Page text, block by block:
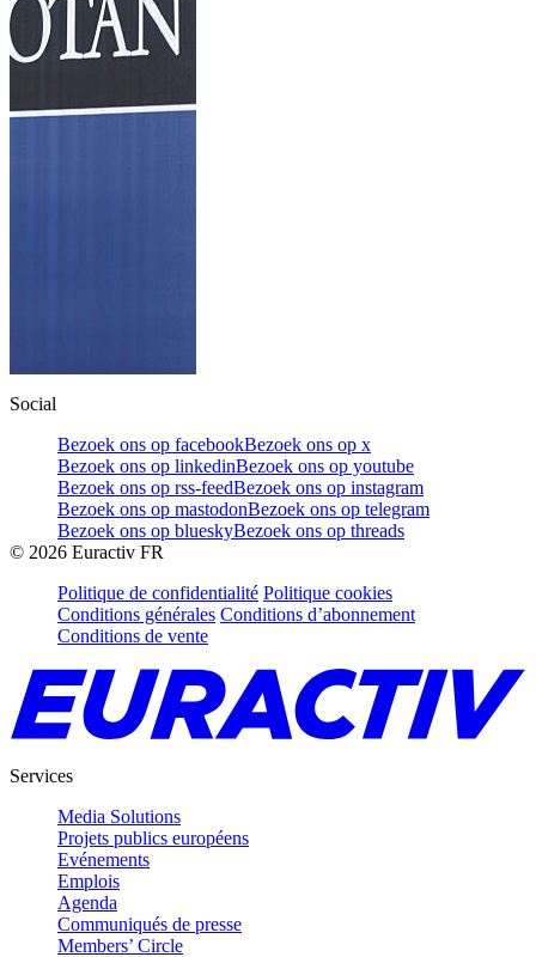
Social
Bezoek ons op facebookBezoek ons op x
Bezoek ons op linkedinBezoek ons op youtube
Bezoek ons op rss-feedBezoek ons op instagram
Bezoek ons op mastodonBezoek ons op telegram
Bezoek ons op blueskyBezoek ons op threads
© 2026 Euractiv FR
Politique de confidentialité Politique cookies
Conditions générales Conditions d’abonnement
Conditions de vente
Services
Media Solutions
Projets publics européens
Evénements
Emplois
Agenda
Communiqués de presse
Members’ Circle